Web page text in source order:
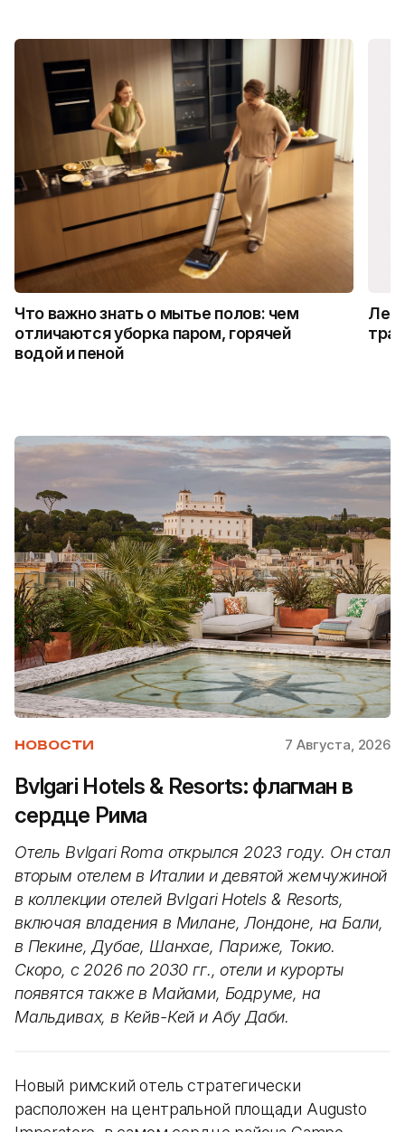
Что важно знать о мытье полов: чем
отличаются уборка паром, горячей
водой и пеной
НОВОСТИ 7 Августа, 2026
Bvlgari Hotels & Resorts: флагман в
сердце Рима
Отель Bvlgari Roma открылся 2023 году. Он стал
вторым отелем в Италии и девятой жемчужиной
в коллекции отелей Bvlgari Hotels & Resorts,
включая владения в Милане, Лондоне, на Бали,
в Пекине, Дубае, Шанхае, Париже, Токио.
Скоро, с 2026 по 2030 гг., отели и курорты
появятся также в Майами, Бодруме, на
Мальдивах, в Кейв-Кей и Абу Даби.
Новый римский отель стратегически
расположен на центральной площади Augusto